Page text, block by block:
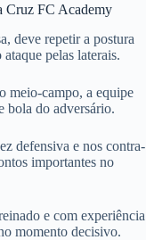
Cruz FC Academy
deve repetir a postura
pelas laterais.
meio-campo, a equipe
bola do adversário.
defensiva e nos contra-
importantes no
e com experiência
momento decisivo.